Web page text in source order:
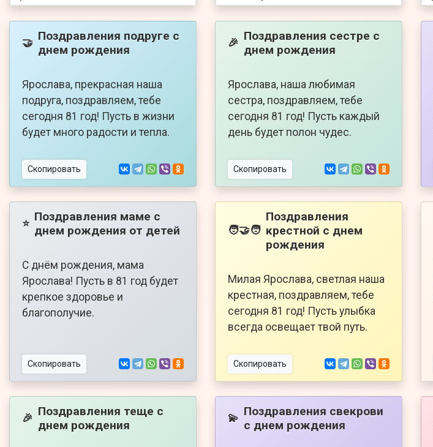
🤝 Поздравления подруге с
днем рождения
Ярослава, прекрасная наша
подруга, поздравляем, тебе
сегодня 81 год! Пусть в жизни
будет много радости и тепла.
Скопировать
🎉 Поздравления сестре с
днем рождения
Ярослава, наша любимая
сестра, поздравляем, тебе
сегодня 81 год! Пусть каждый
день будет полон чудес.
Скопировать
⭐ Поздравления маме с
днем рождения от детей
С днём рождения, мама
Ярослава! Пусть в 81 год будет
крепкое здоровье и
благополучие.
Скопировать
🧑‍🤝‍🧑
Поздравления
крестной с днем
рождения
Милая Ярослава, светлая наша
крестная, поздравляем, тебе
сегодня 81 год! Пусть улыбка
всегда освещает твой путь.
Скопировать
🎉 Поздравления теще с
днем рождения
💫 Поздравления свекрови
с днем рождения